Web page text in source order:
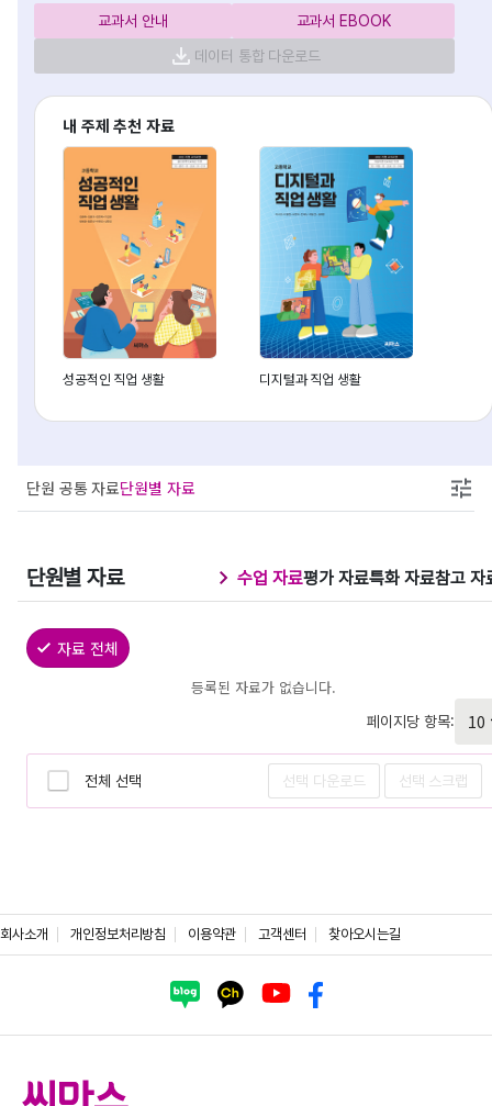
교과서 안내
교과서 EBOOK
데이터 통합 다운로드
내 주제 추천 자료
성공적인 직업 생활 디지털과 직업 생활
단원 공통 자료단원별 자료
단원별 자료 수업 자료평가 자료특화 자료참고 자
자료 전체
등록된 자료가 없습니다.
페이지당 항목:
전체 선택 선택 다운로드 선택 스크랩
회사소개 개인정보처리방침 이용약관 고객센터 찾아오시는길